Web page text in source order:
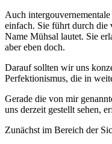
Auch
einfach. Sie führt durch die
Name Mühsal lautet. Sie
aber eben doch.
Darauf sollten wir uns
Perfektionismus, die in
Gerade die von mir
uns derzeit gestellt sehen,
Zunächst im Bereich der